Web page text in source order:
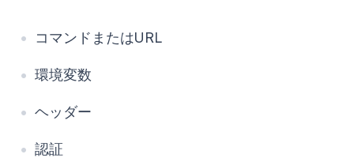
コマンドまたはURL
環境変数
ヘッダー
認証